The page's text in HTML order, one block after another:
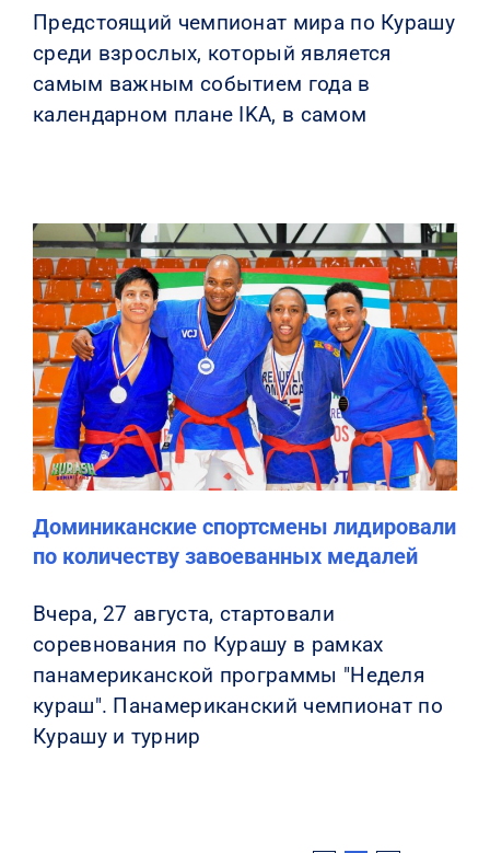
Предстоящий чемпионат мира по Курашу
среди взрослых, который является
самым важным событием года в
календарном плане IKA, в самом
Доминиканские спортсмены лидировали
по количеству завоеванных медалей
Вчера, 27 августа, стартовали
соревнования по Курашу в рамках
панамериканской программы "Неделя
кураш". Панамериканский чемпионат по
Курашу и турнир